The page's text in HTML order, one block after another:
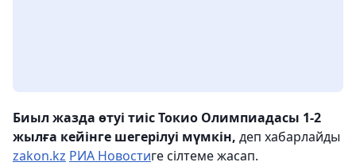
Биыл жазда өтуі тиіс Токио Олимпиадасы 1-2
жылға кейінге шегерілуі мүмкін, деп хабарлайды
zakon.kz РИА Новостиге сілтеме жасап.